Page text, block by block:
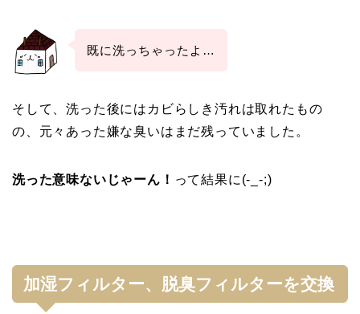
既に洗っちゃったよ…
そして、洗った後にはカビらしき汚れは取れたもの
の、元々あった嫌な臭いはまだ残っていました。
洗った意味ないじゃーん！ って結果に(-_-;)
加湿フィルター、脱臭フィルターを交換